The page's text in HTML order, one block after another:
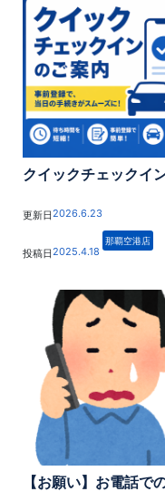
更新日2026.6.23
投稿日2025.4.18
那覇空港店